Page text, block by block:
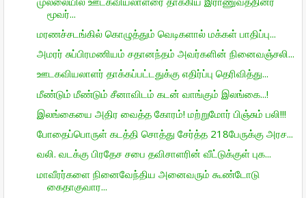
மூவர்...
மரணச்சடங்கில் கொழுத்தும் வெடிகளால் மக்கள் பாதிப்பு...
அமரர் சுப்பிரமணியம் சதானந்தம் அவர்களின் நினைவஞ்சலி...
ஊடகவியலாளர் தாக்கப்பட்டதுக்கு எதிர்ப்பு தெரிவித்து...
மீண்டும் மீண்டும் சீனாவிடம் கடன் வாங்கும் இலங்கை...!
இலங்கையை அதிர வைத்த கோரம்! மற்றுமோர் பிஞ்சும் பலி!!!
போதைப்பொருள் கடத்தி சொத்து சேர்த்த 218பேருக்கு அரச...
வலி. வடக்கு பிரதேச சபை தவிசாளரின் வீட்டுக்குள் புக...
மாவீரர்களை நினைவேந்திய அனைவரும் கூண்டோடு
கைதாகுவார...